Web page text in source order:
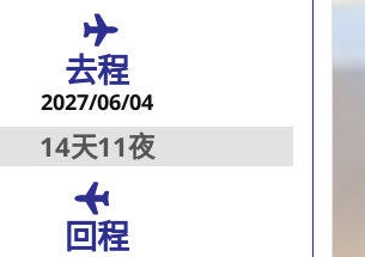
去程
2027/06/04
14天11夜
回程